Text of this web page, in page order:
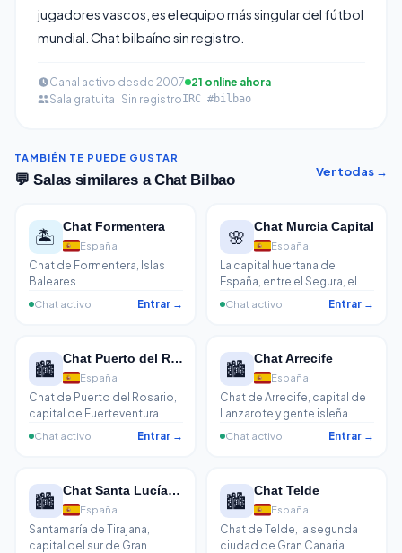
jugadores vascos, es el equipo más singular del fútbol
mundial. Chat bilbaíno sin registro.
Canal activo desde 2007 21 online ahora
Sala gratuita · Sin registroIRC #bilbao
TAMBIÉN TE PUEDE GUSTAR
💬 Salas similares a Chat Bilbao
Ver todas →
🏝️ Chat Formentera
España
Chat de Formentera, Islas
Baleares
Chat activo
Entrar →
🌸 Chat Murcia Capital
España
La capital huertana de
España, entre el Segura, el
Septiembre y el zarangollo.
Chat activo Entrar →
🏙️ Chat Puerto del Rosario
España
Chat de Puerto del Rosario,
capital de Fuerteventura
Chat activo
Entrar →
🏙️ Chat Arrecife
España
Chat de Arrecife, capital de
Lanzarote y gente isleña
Chat activo
Entrar →
🏙️ Chat Santa Lucía de Tirajana
España
Santamaría de Tirajana,
capital del sur de Gran
🏙️ Chat Telde
España
Chat de Telde, la segunda
ciudad de Gran Canaria